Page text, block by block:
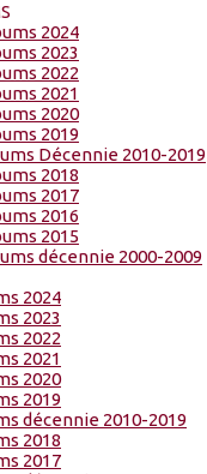
2024
2023
2022
2021
2020
2019
Décennie 2010-2019
2018
2017
2016
2015
décennie 2000-2009
2024
2023
2022
2021
2020
2019
décennie 2010-2019
2018
2017